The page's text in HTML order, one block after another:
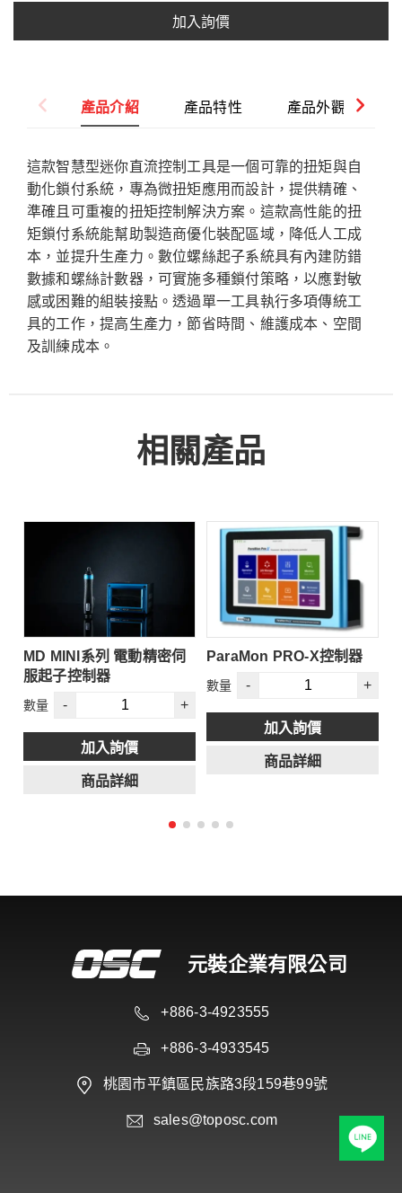
加入詢價
產品介紹 產品特性 產品外觀
這款智慧型迷你直流控制工具是一個可靠的扭矩與自
動化鎖付系統，專為微扭矩應用而設計，提供精確、
準確且可重複的扭矩控制解決方案。這款高性能的扭
矩鎖付系統能幫助製造商優化裝配區域，降低人工成
本，並提升生產力。數位螺絲起子系統具有內建防錯
數據和螺絲計數器，可實施多種鎖付策略，以應對敏
感或困難的組裝接點。透過單一工具執行多項傳統工
具的工作，提高生產力，節省時間、維護成本、空間
及訓練成本。
相關產品
MD MINI系列 電動精密伺
服起子控制器
數量 - +
加入詢價
商品詳細
ParaMon PRO-X控制器
數量 - +
加入詢價
商品詳細
元裝企業有限公司
+886-3-4923555
+886-3-4933545
桃園市平鎮區民族路3段159巷99號
sales@toposc.com